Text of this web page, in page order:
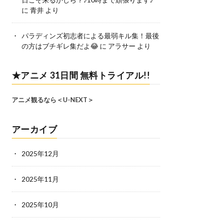
に 青井より
パラディンズ初志者による最弱キル集！最後
の方はブチギレ集だよ😂に アラサー より
★アニメ 31日間 無料トライアル!!
アニメ観るなら＜U-NEXT＞
アーカイブ
2025年12月
2025年11月
2025年10月